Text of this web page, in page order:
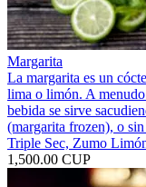
Margarita
La margarita es un
lima o limón. A
bebida se sirve
(margarita frozen), o
Triple Sec, Zumo
1,500.00 CUP